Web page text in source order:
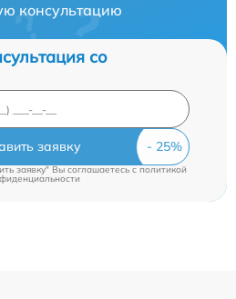
консультацию
со
заявку
заявку" Вы соглашаетесь cполитикой